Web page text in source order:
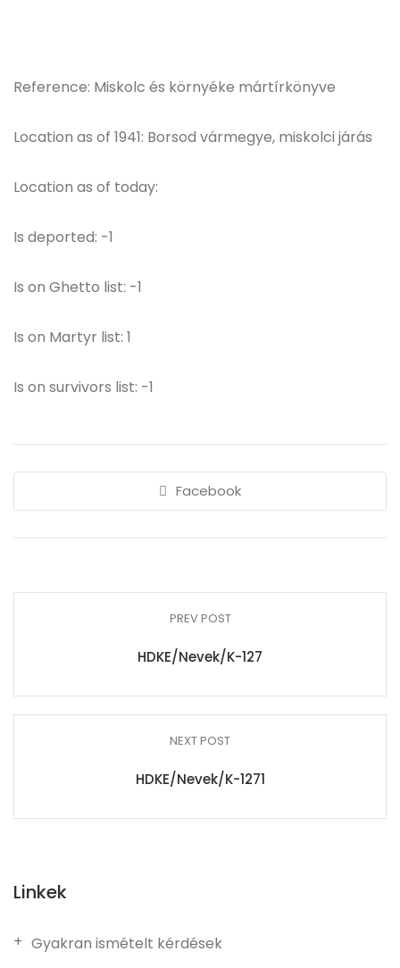
Reference: Miskolc és környéke mártírkönyve
Location as of 1941: Borsod vármegye, miskolci járás
Location as of today:
Is deported: -1
Is on Ghetto list: -1
Is on Martyr list: 1
Is on survivors list: -1
Facebook
PREV POST
HDKE/Nevek/K-127
NEXT POST
HDKE/Nevek/K-1271
Linkek
Gyakran ismételt kérdések